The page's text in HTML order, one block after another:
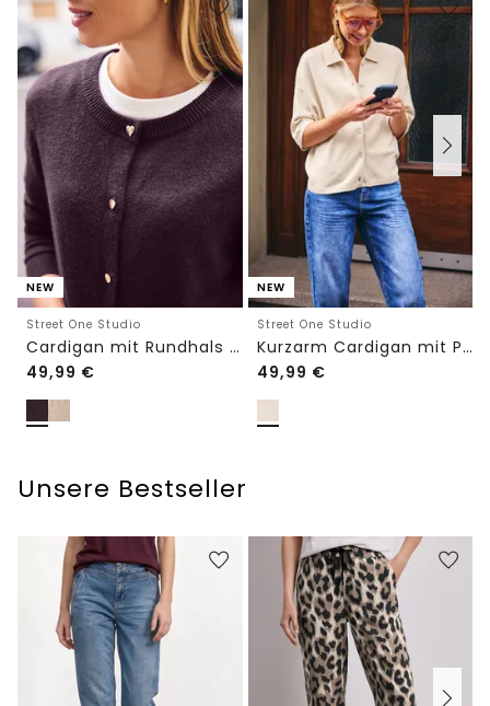
NEW
Street One Studio
Cardigan mit Rundhals und Knöpfen
49,99 €
NEW
Street One Studio
Kurzarm Cardigan mit Polokragen
49,99 €
Unsere Bestseller